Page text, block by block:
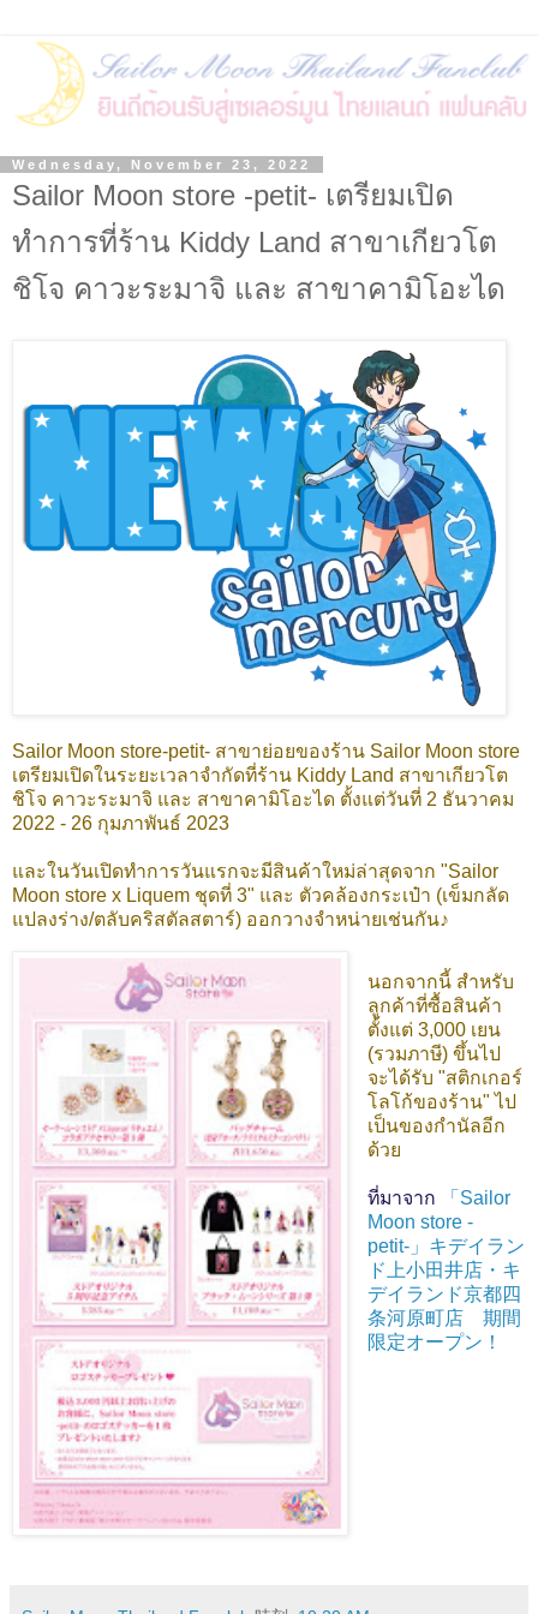
Wednesday, November 23, 2022
Sailor Moon store -petit- เตรียมเปิด
ทำการที่ร้าน Kiddy Land สาขาเกียวโต
ชิโจ คาวะระมาจิ และ สาขาคามิโอะได
Sailor Moon store-petit- สาขาย่อยของร้าน Sailor Moon store
เตรียมเปิดในระยะเวลาจำกัดที่ร้าน Kiddy Land สาขาเกียวโต
ชิโจ คาวะระมาจิ และ สาขาคามิโอะได ตั้งแต่วันที่ 2 ธันวาคม
2022 - 26 กุมภาพันธ์ 2023
และในวันเปิดทำการวันแรกจะมีสินค้าใหม่ล่าสุดจาก "Sailor
Moon store x Liquem ชุดที่ 3" และ ตัวคล้องกระเป๋า (เข็มกลัด
แปลงร่าง/ตลับคริสตัลสตาร์) ออกวางจำหน่ายเช่นกัน♪
นอกจากนี้ สำหรับ
ลูกค้าที่ซื้อสินค้า
ตั้งแต่ 3,000 เยน
(รวมภาษี) ขึ้นไป
จะได้รับ "สติกเกอร์
โลโก้ของร้าน" ไป
เป็นของกำนัลอีก
ด้วย
ที่มาจาก
「Sailor
Moon store -
petit-」キデイラン
ド上小田井店・キ
デイランド京都四
条河原町店 期間
限定オープン！